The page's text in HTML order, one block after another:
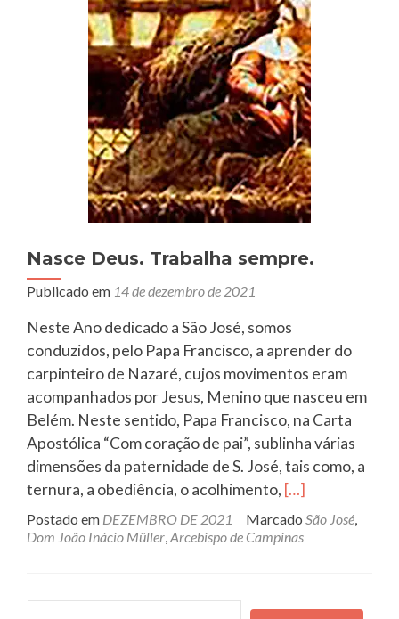
Nasce Deus. Trabalha sempre.
Publicado em 14 de dezembro de 2021
Neste Ano dedicado a São José, somos
conduzidos, pelo Papa Francisco, a aprender do
carpinteiro de Nazaré, cujos movimentos eram
acompanhados por Jesus, Menino que nasceu em
Belém. Neste sentido, Papa Francisco, na Carta
Apostólica “Com coração de pai”, sublinha várias
dimensões da paternidade de S. José, tais como, a
ternura, a obediência, o acolhimento, Leia
mais
sobreNasce
[…]
Postado em DEZEMBRO DE 2021 Marcado São José,
Dom João Inácio Müller,Arcebispo de Campinas